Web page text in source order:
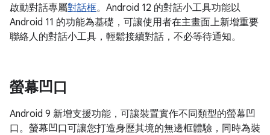
啟動對話專屬對話框。Android 12 的對話小工具功能以
Android 11 的功能為基礎，可讓使用者在主畫面上新增重要
聯絡人的對話小工具，輕鬆接續對話，不必等待通知。
螢幕凹口
Android 9 新增支援功能，可讓裝置實作不同類型的螢幕凹
口。螢幕凹口可讓您打造身歷其境的無邊框體驗，同時為裝